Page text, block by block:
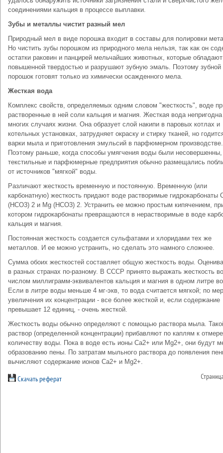
соединениями кальция в процессе выплавки.
Зубы и металлы чистит разный мел
Природный мел в виде порошка входит в составы для полировки
Но чистить зубы порошком из природного мела нельзя, так как он
остатки раковин и панцирей мельчайших животных, которые обладают
повышенной твердостью и разрушают зубную эмаль. Поэтому зубной
порошок готовят только из химически осажденного мела.
Жесткая вода
Комплекс свойств, определяемых одним словом "жесткость", воде
растворенные в ней соли кальция и магния. Жесткая вода
многих случаях жизни. Она образует слой накипи в паровых котлах и
котельных установках, затрудняет окраску и стирку тканей, но
варки мыла и приготовления эмульсий в парфюмерном производстве.
Поэтому раньше, когда способы умягчения воды были несовершенны,
текстильные и парфюмерные предприятия обычно размещались
от источников "мягкой" воды.
Различают жесткость временную и постоянную. Временную (или
карбонатную) жесткость придают воде растворимые гидрокарбонаты
(НCO3) 2 и Mg (HCO3) 2. Устранить ее можно простым кипячением,
котором гидрокарбонаты превращаются в нерастворимые в воде
кальция и магния.
Постоянная жесткость создается сульфатами и хлоридами тех же
металлов. И ее можно устранить, но сделать это намного сложнее.
Сумма обоих жесткостей составляет общую жесткость воды.
в разных странах по-разному. В СССР принято выражать жесткость
числом миллиграмм-эквивалентов кальция и магния в одном литре
Если в литре воды меньше 4 мг-экв, то вода считается мягкой; по
увеличения их концентрации - все более жесткой и, если содержание
превышает 12 единиц, - очень жесткой.
Жесткость воды обычно определяют с помощью раствора мыла.
раствор (определенной концентрации) прибавляют по каплям к
количеству воды. Пока в воде есть ионы Са2+ или Mg2+, они будут
образованию пены. По затратам мыльного раствора до появления
вычисляют содержание ионов Са2+ и Mg2+.
Скачать реферат